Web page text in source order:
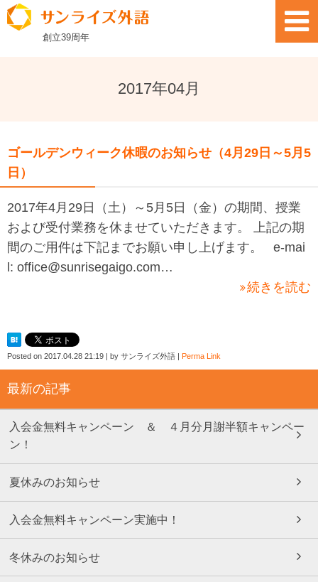
創立39周年
2017年04月
ゴールデンウィーク休暇のお知らせ（4月29日～5月5
日）
2017年4月29日（土）～5月5日（金）の期間、授業
および受付業務を休ませていただきます。 上記の期
間のご用件は下記までお願い申し上げます。 e-mai
l: office@sunrisegaigo.com…
続きを読む
Posted on 2017.04.28 21:19 | by サンライズ外語 | Perma Link
最新の記事
入会金無料キャンペーン ＆ ４月分月謝半額キャンペー
ン！
夏休みのお知らせ
入会金無料キャンペーン実施中！
冬休みのお知らせ